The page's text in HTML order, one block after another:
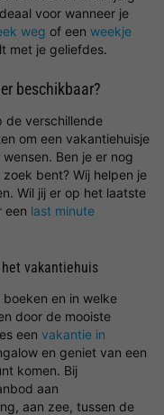
voor wanneer je
weg of een weekje
met je geliefdes.
beschikbaar?
de verschillende
om een vakantiehuisje
Ben je er nog
bent? Wij helpen je
Wil jij er op het laatste
een last minute
vakantiehuis
en in welke
door de mooiste
een vakantie in
en geniet van een
komen. Bij
aan
aan zee, tussen de